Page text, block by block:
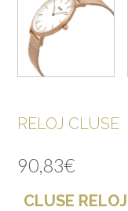
RELOJ CLUSE
90,83€
CLUSE